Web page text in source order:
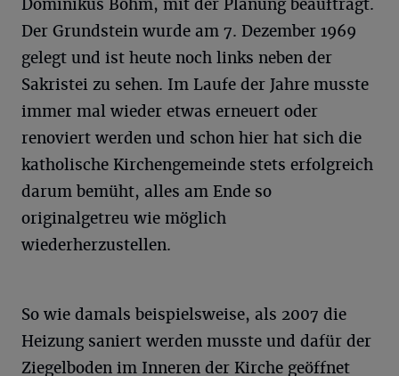
Dominikus Böhm, mit der Planung beauftragt.
Der Grundstein wurde am 7. Dezember 1969
gelegt und ist heute noch links neben der
Sakristei zu sehen. Im Laufe der Jahre musste
immer mal wieder etwas erneuert oder
renoviert werden und schon hier hat sich die
katholische Kirchengemeinde stets erfolgreich
darum bemüht, alles am Ende so
originalgetreu wie möglich
wiederherzustellen.
So wie damals beispielsweise, als 2007 die
Heizung saniert werden musste und dafür der
Ziegelboden im Inneren der Kirche geöffnet